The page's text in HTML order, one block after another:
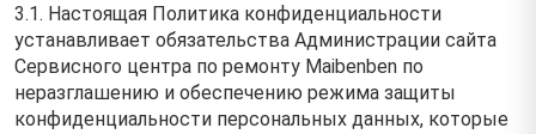
3.1. Настоящая Политика конфиденциальности
устанавливает обязательства Администрации сайта
Сервисного центра по ремонту Maibenben по
неразглашению и обеспечению режима защиты
конфиденциальности персональных данных, которые